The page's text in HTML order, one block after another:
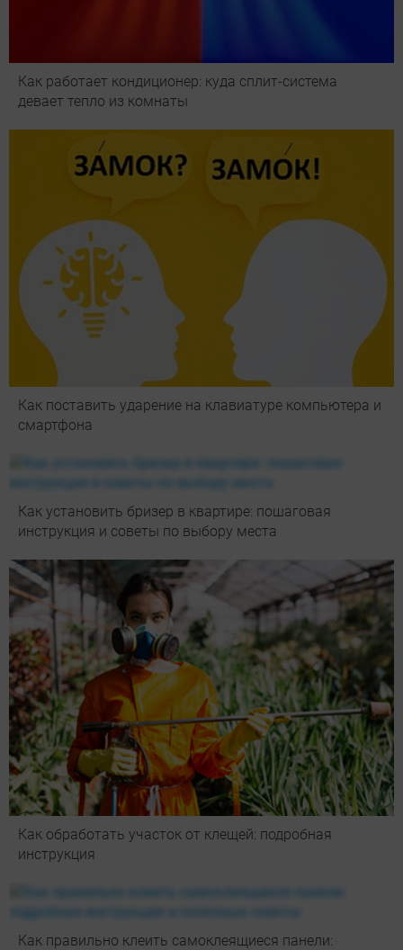
Как работает кондиционер: куда сплит-система
девает тепло из комнаты
Как поставить ударение на клавиатуре компьютера и
смартфона
Как установить бризер в квартире: пошаговая
инструкция и советы по выбору места
Как обработать участок от клещей: подробная
инструкция
Как правильно клеить самоклеящиеся панели: